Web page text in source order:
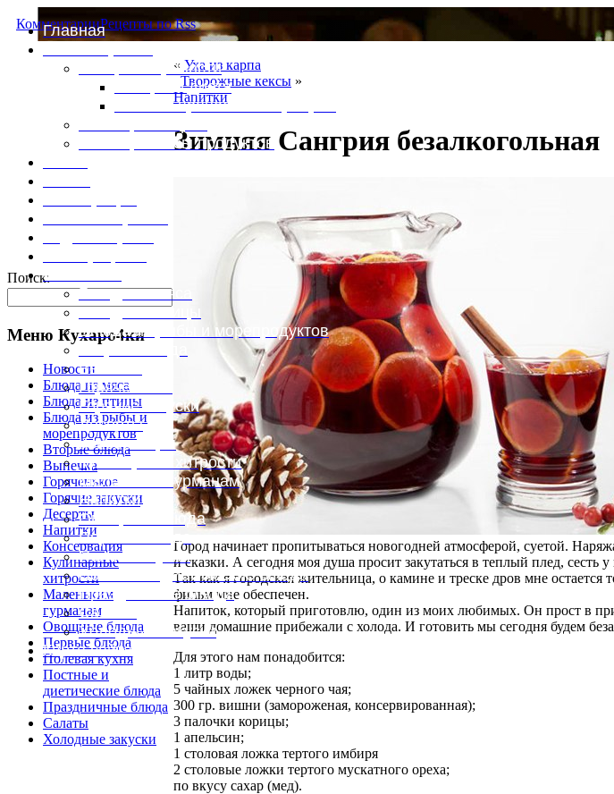
Главная
Специи и пряности
Специи и диета
Каталог пряностей и приправ
Таблица массы продуктов
Фотоменю
Блюда из мяса
Блюда из птицы
Блюда из рыбы и морепродуктов
Вторые блюда
Выпечка
Горяченькое
Горячие закуски
Десерты
Консервация
Кулинарные хитрости
Маленьким гурманам
Напитки
Овощные блюда
Первые блюда
Полевая кухня
Постные и диетические блюда
Праздничные блюда
Салаты
Холодные закуски
Карта сайта
КомментарииРецепты по Rss
Поиск:
Меню Кухаро4ки
Новости
Блюда из мяса
Блюда из птицы
Блюда из рыбы и
морепродуктов
Вторые блюда
Выпечка
Горяченькое
Горячие закуски
Десерты
Напитки
Консервация
Кулинарные
хитрости
Маленьким
гурманам
Овощные блюда
Первые блюда
Полевая кухня
Постные и
диетические блюда
Праздничные блюда
Салаты
Холодные закуски
« Уха из карпа
Творожные кексы »
Напитки
Зимняя Сангрия безалкогольная
Город начинает пропитываться новогодней атмосферой, суетой.
и сказки. А сегодня моя душа просит закутаться в теплый плед, сесть
Так как я городская жительница, о камине и треске дров мне
фильм мне обеспечен.
Напиток, который приготовлю, один из моих любимых. Он прост в
ваши домашние прибежали с холода. И готовить мы сегодня будем
Для этого нам понадобится:
1 литр воды;
5 чайных ложек черного чая;
300 гр. вишни (замороженая, консервированная);
3 палочки корицы;
1 апельсин;
1 столовая ложка тертого имбиря
2 столовые ложки тертого мускатного ореха;
по вкусу сахар (мед).